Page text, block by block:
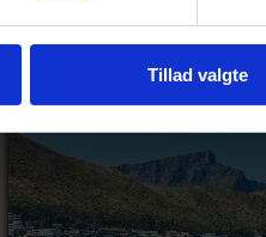
Tillad valgte